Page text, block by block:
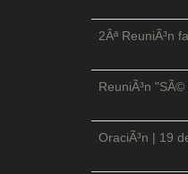
2Âª ReuniÃ³n
ReuniÃ³n
OraciÃ³n | 19